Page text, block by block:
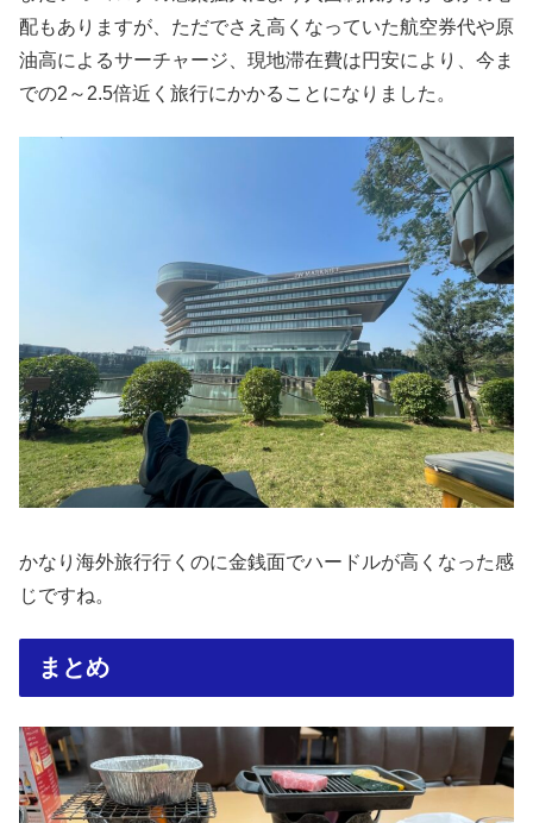
配もありますが、ただでさえ高くなっていた航空券代や原
油高によるサーチャージ、現地滞在費は円安により、今ま
での2～2.5倍近く旅行にかかることになりました。
かなり海外旅行行くのに金銭面でハードルが高くなった感
じですね。
まとめ